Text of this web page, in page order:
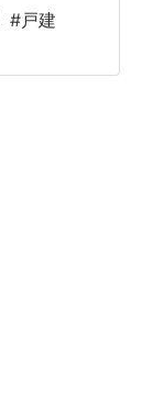
#戸建